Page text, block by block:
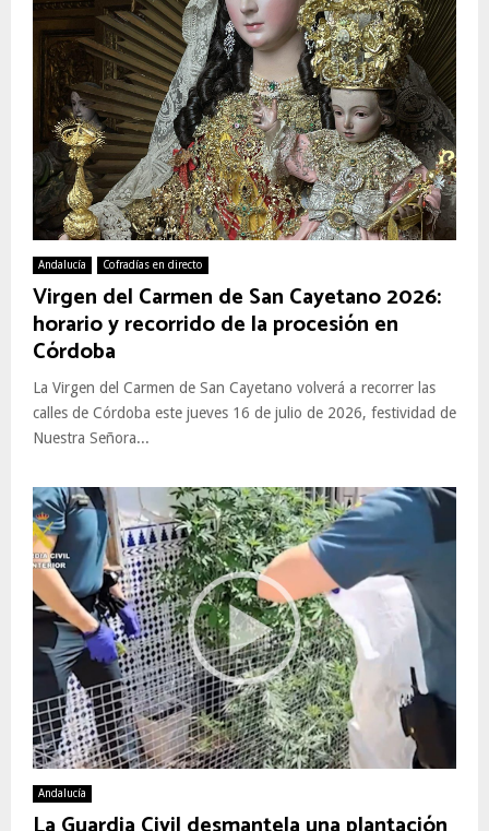
Andalucía Cofradías en directo
Virgen del Carmen de San Cayetano 2026:
horario y recorrido de la procesión en
Córdoba
La Virgen del Carmen de San Cayetano volverá a recorrer las
calles de Córdoba este jueves 16 de julio de 2026, festividad de
Nuestra Señora...
Andalucía